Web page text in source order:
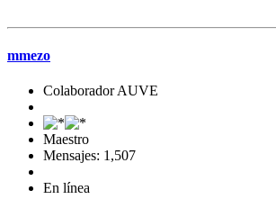
mmezo
Colaborador AUVE
Maestro
Mensajes: 1,507
En línea